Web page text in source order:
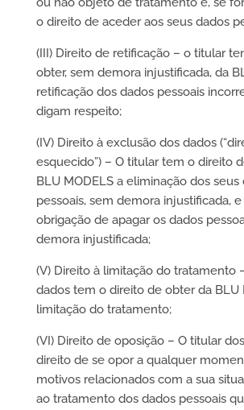
o direito de aceder aos seus dados
(III) Direito de retificação – o titular
obter, sem demora injustificada, da
retificação dos dados pessoais
digam respeito;
(IV) Direito à exclusão dos dados
esquecido”) – O titular tem o direito
BLU MODELS a eliminação dos seus
pessoais, sem demora injustificada,
obrigação de apagar os dados
demora injustificada;
(V) Direito à limitação do tratamento
dados tem o direito de obter da BLU
limitação do tratamento;
(VI) Direito de oposição – O titular
direito de se opor a qualquer
motivos relacionados com a sua
ao tratamento dos dados pessoais